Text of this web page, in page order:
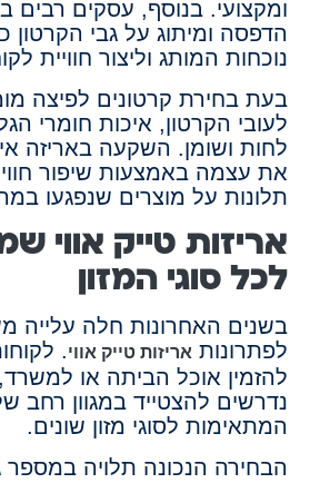
ומקצועי. בנוסף, עסקים רבים
הדפסה ומיתוג על גבי הקרטון
נוכחות המותג וליצור חוויית
בעת בחירת קרטונים לפיצה
לעובי הקרטון, איכות חומרי
לחות ושומן. השקעה באריזה
את עצמה באמצעות שיפור
תלונות על מוצרים שנפגעו
אריזות טייק אווי
לכל סוגי המזון
בשנים האחרונות חלה עלייה
לפתרונות אריזות טייק אווי.
להזמין אוכל הביתה או
נדרשים להצטייד במגוון רחב
המתאימות לסוגי מזון שונים.
הבחירה הנכונה תלויה במספר